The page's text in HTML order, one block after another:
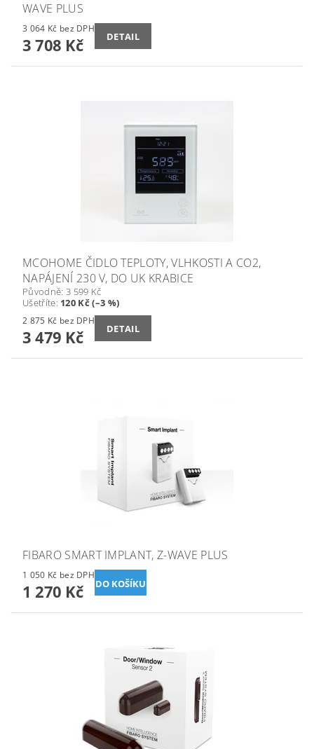
WAVE PLUS
3 064 Kč bez DPH
3 708 Kč DETAIL
MCOHOME ČIDLO TEPLOTY, VLHKOSTI A CO2,
NAPÁJENÍ 230 V, DO UK KRABICE
Původně: 3 599 Kč
Ušetříte: 120 Kč (–3 %)
2 875 Kč bez DPH
3 479 Kč DETAIL
FIBARO SMART IMPLANT, Z-WAVE PLUS
1 050 Kč bez DPH
1 270 Kč